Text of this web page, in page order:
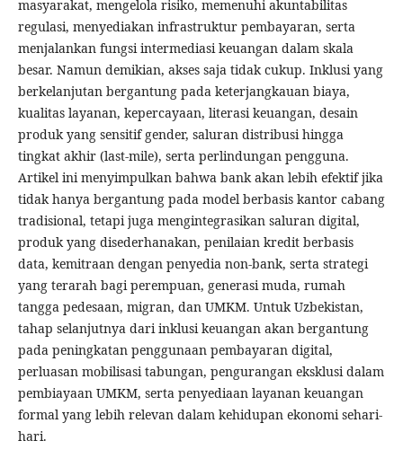
masyarakat, mengelola risiko, memenuhi akuntabilitas
regulasi, menyediakan infrastruktur pembayaran, serta
menjalankan fungsi intermediasi keuangan dalam skala
besar. Namun demikian, akses saja tidak cukup. Inklusi yang
berkelanjutan bergantung pada keterjangkauan biaya,
kualitas layanan, kepercayaan, literasi keuangan, desain
produk yang sensitif gender, saluran distribusi hingga
tingkat akhir (last-mile), serta perlindungan pengguna.
Artikel ini menyimpulkan bahwa bank akan lebih efektif jika
tidak hanya bergantung pada model berbasis kantor cabang
tradisional, tetapi juga mengintegrasikan saluran digital,
produk yang disederhanakan, penilaian kredit berbasis
data, kemitraan dengan penyedia non-bank, serta strategi
yang terarah bagi perempuan, generasi muda, rumah
tangga pedesaan, migran, dan UMKM. Untuk Uzbekistan,
tahap selanjutnya dari inklusi keuangan akan bergantung
pada peningkatan penggunaan pembayaran digital,
perluasan mobilisasi tabungan, pengurangan eksklusi dalam
pembiayaan UMKM, serta penyediaan layanan keuangan
formal yang lebih relevan dalam kehidupan ekonomi sehari-
hari.